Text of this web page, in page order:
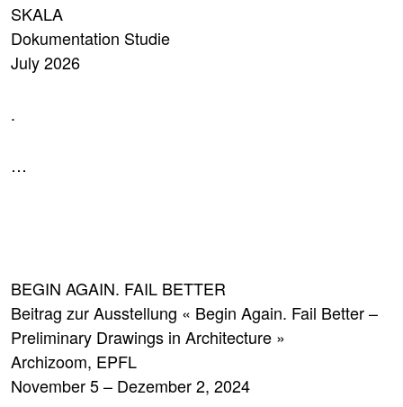
SKALA
Dokumentation Studie
July 2026
.
…
BEGIN AGAIN. FAIL BETTER
Beitrag zur Ausstellung « Begin Again. Fail Better –
Preliminary Drawings in Architecture »
Archizoom, EPFL
November 5 – Dezember 2, 2024